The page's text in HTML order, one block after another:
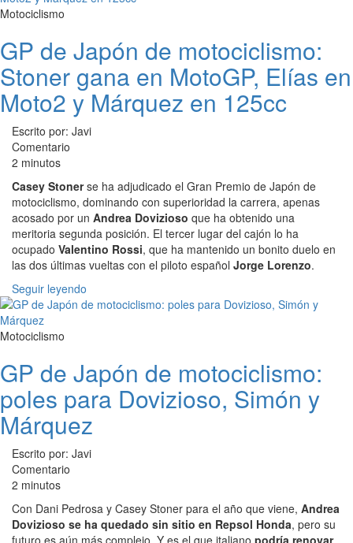
Motociclismo
GP de Japón de motociclismo:
Stoner gana en MotoGP, Elías en
Moto2 y Márquez en 125cc
Escrito por: Javi
Comentario
2 minutos
Casey Stonerse ha adjudicado el Gran Premio de Japón de
motociclismo, dominando con superioridad la carrera, apenas
acosado por un Andrea Dovizioso que ha obtenido una
meritoria segunda posición. El tercer lugar del cajón lo ha
ocupado Valentino Rossi, que ha mantenido un bonito duelo en
las dos últimas vueltas con el piloto español Jorge Lorenzo.
Seguir leyendo
Motociclismo
GP de Japón de motociclismo:
poles para Dovizioso, Simón y
Márquez
Escrito por: Javi
Comentario
2 minutos
Con Dani Pedrosa y Casey Stoner para el año que viene, Andrea
Dovizioso se ha quedado sin sitio en Repsol Honda, pero su
futuro es aún más complejo. Y es el que italiano podría renovar